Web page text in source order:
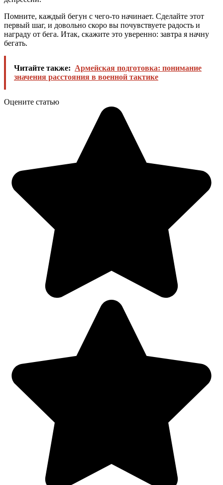
Помните, каждый бегун с чего-то начинает. Сделайте этот
первый шаг, и довольно скоро вы почувствуете радость и
награду от бега. Итак, скажите это уверенно: завтра я начну
бегать.
Читайте также: Армейская подготовка: понимание
значения расстояния в военной тактике
Оцените статью